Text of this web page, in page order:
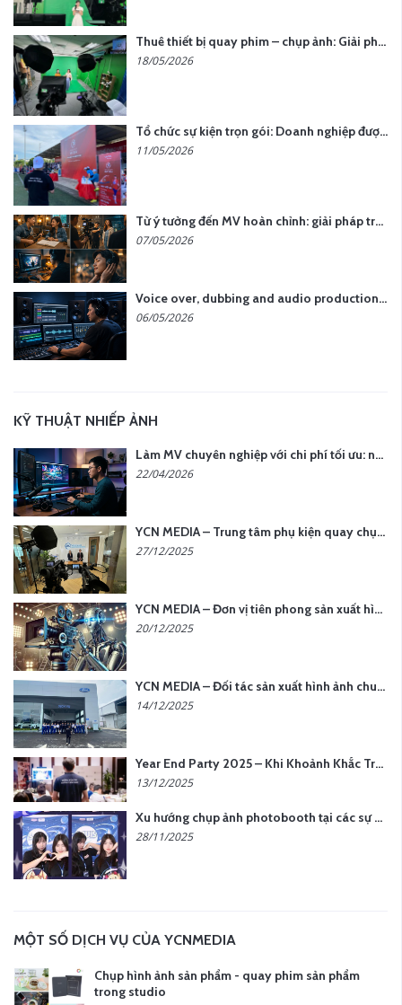
Thuê thiết bị quay phim – chụp ảnh: Giải pháp tối ưu chi phí cho doanh nghiệp
18/05/2026
Tổ chức sự kiện trọn gói: Doanh nghiệp được gì khi chọn đơn vị chuyên nghiệp?
11/05/2026
Từ ý tưởng đến MV hoàn chỉnh: giải pháp trọn gói tại YCN Media
07/05/2026
Voice over, dubbing and audio production services in Vietnam for global content
06/05/2026
KỸ THUẬT NHIẾP ẢNH
Làm MV chuyên nghiệp với chi phí tối ưu: nên chọn quay thực tế hay video AI?
22/04/2026
YCN MEDIA – Trung tâm phụ kiện quay chụp tại Hà Nội
27/12/2025
YCN MEDIA – Đơn vị tiên phong sản xuất hình ảnh & âm thanh bằng AI tại Hà Nội
20/12/2025
YCN MEDIA – Đối tác sản xuất hình ảnh chuyên nghiệp cho doanh nghiệp tại Hà Nội
14/12/2025
Year End Party 2025 – Khi Khoảnh Khắc Trở Thành Dấu Ấn | Gói Ưu Đãi Tháng 12 Từ YCN Media
13/12/2025
Xu hướng chụp ảnh photobooth tại các sự kiện hiện nay
28/11/2025
MỘT SỐ DỊCH VỤ CỦA YCNMEDIA
Chụp hình ảnh sản phẩm - quay phim sản phẩm
trong studio